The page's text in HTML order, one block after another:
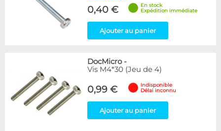
0,40 €
En stock
Expédition immédiate
Ajouter au panier
DocMicro-
Vis M4*30 (Jeu de 4)
0,99 €
Indisponible
Délai inconnu
Ajouter au panier